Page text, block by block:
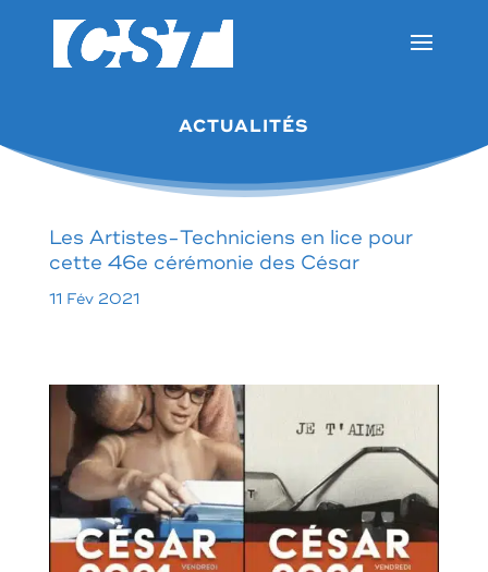
ACTUALITÉS
Les Artistes-Techniciens en lice pour
cette 46e cérémonie des César
11 Fév 2021